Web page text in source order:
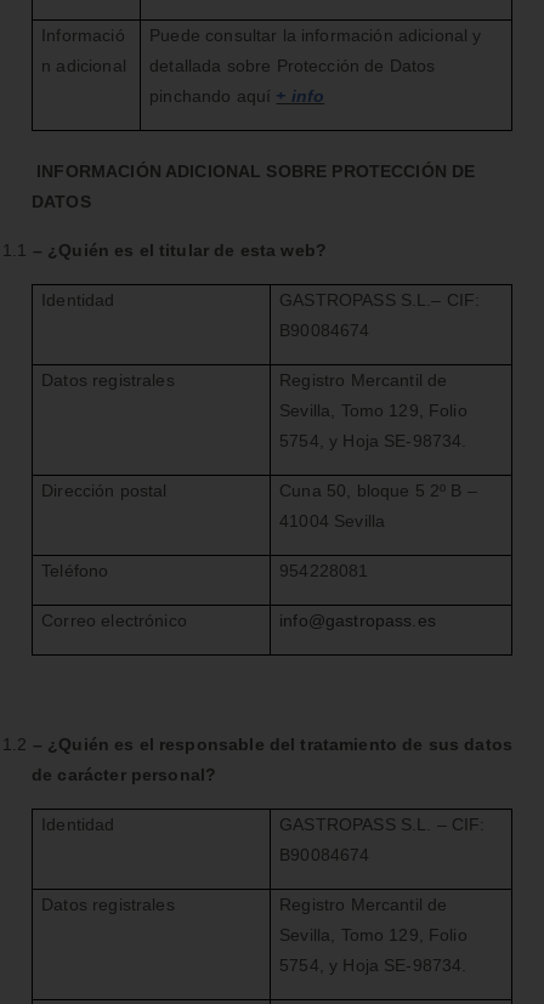
Informació
n adicional
Puede consultar la información adicional y
detallada sobre Protección de Datos
pinchando aquí + info
INFORMACIÓN ADICIONAL SOBRE PROTECCIÓN DE
DATOS
1.1 – ¿Quién es el titular de esta web?
Identidad
GASTROPASS S.L.– CIF:
B90084674
Datos registrales
Registro Mercantil de
Sevilla, Tomo 129, Folio
5754, y Hoja SE-98734.
Dirección postal
Cuna 50, bloque 5 2º B –
41004 Sevilla
Teléfono 954228081
Correo electrónico info@gastropass.es
1.2 – ¿Quién es el responsable del tratamiento de sus datos
de carácter personal?
Identidad
GASTROPASS S.L. – CIF:
B90084674
Datos registrales
Registro Mercantil de
Sevilla, Tomo 129, Folio
5754, y Hoja SE-98734.